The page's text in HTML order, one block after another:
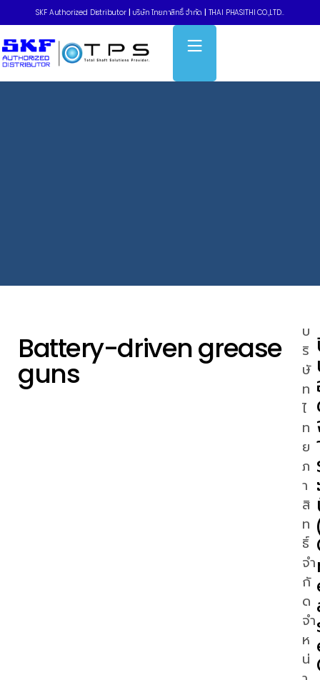
SKF Authorized Distributor บริษัท ไทยภาสิทธิ์ จำกัด THAI PHASITHI CO.,LTD..
Home » Battery-driven grease guns
Battery-driven grease
guns
บ
ริ
ษั
ท
ไ
ท
ย
ภ
า
สิ
ท
ธิ์
จำ
กั
ด
จำ
ห
น่